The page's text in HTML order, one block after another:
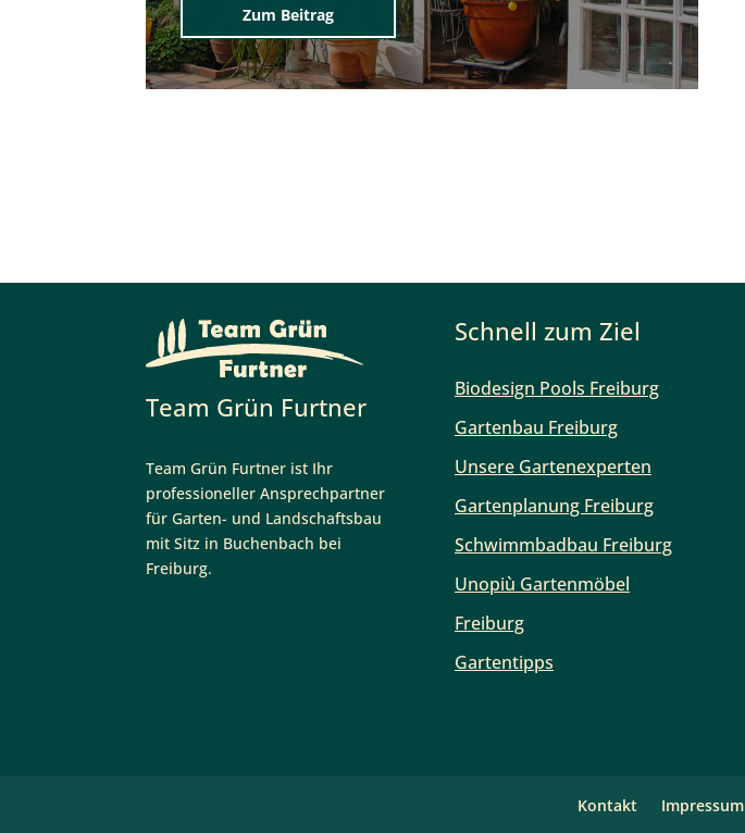
Zum Beitrag
Team Grün Furtner
Team Grün Furtner ist Ihr
professioneller Ansprechpartner
für Garten- und Landschaftsbau
mit Sitz in Buchenbach bei
Freiburg.
Schnell zum Ziel
Biodesign Pools Freiburg
Gartenbau Freiburg
Unsere Gartenexperten
Gartenplanung Freiburg
Schwimmbadbau Freiburg
Unopiù Gartenmöbel
Freiburg
Gartentipps
Kontakt Impressum